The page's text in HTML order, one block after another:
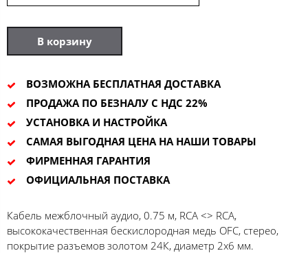
В корзину
ВОЗМОЖНА БЕСПЛАТНАЯ ДОСТАВКА
ПРОДАЖА ПО БЕЗНАЛУ С НДС 22%
УСТАНОВКА И НАСТРОЙКА
САМАЯ ВЫГОДНАЯ ЦЕНА НА НАШИ ТОВАРЫ
ФИРМЕННАЯ ГАРАНТИЯ
ОФИЦИАЛЬНАЯ ПОСТАВКА
Кабель межблочный аудио, 0.75 м, RCA <> RCA,
высококачественная бескислородная медь OFC, стерео,
покрытие разъемов золотом 24К, диаметр 2х6 мм.